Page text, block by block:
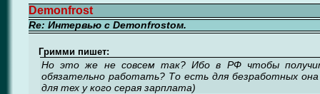
Demonfrost
Re: Интервью с Demonfrostом.
Гримми пишет:
Но это же не совсем так? Ибо в РФ чтобы
обязательно работать? То есть для безработных
для тех у кого серая зарплата)